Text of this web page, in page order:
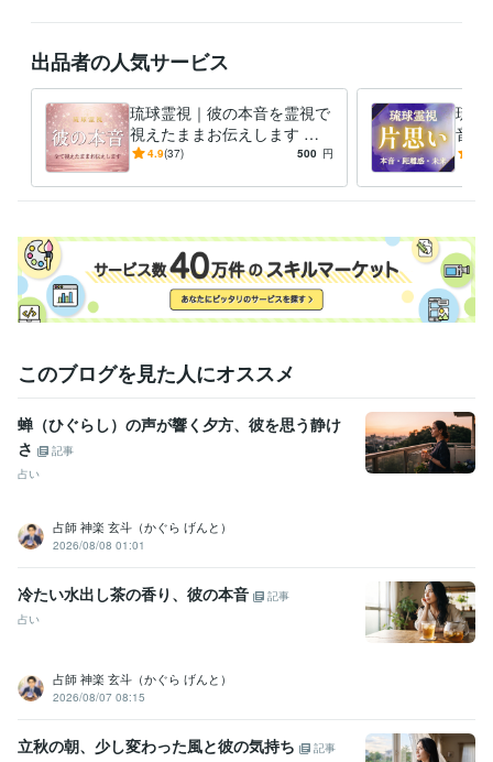
たします。
お気軽にメッセージをくださいね
どうぞよろしくお願いいたします。
資格・検定
実用英語技能検定2級 取得年 : 1999年
Excel:15年 Google スプレッドシート:5年
Google スライド:5年
PowerPoint:15年Word:15年Filmora:3年
得意分野
ヒーリング
思念伝達
出品者の人気サービス
琉球霊視｜彼の本音を霊視で
視えたままお伝えします 待
つか動くか、迷いが消える 6
4.9(37) 500 円
琉球
音と
彼の
導き
このブログを見た人にオススメ
蝉（ひぐらし）の声が響く夕方、彼を思う静け
さ
記事
占い
占師 神楽 玄斗（かぐら げんと）
2026/08/08 01:01
冷たい水出し茶の香り、彼の本音
記事
占い
占師 神楽 玄斗（かぐら げんと）
2026/08/07 08:15
立秋の朝、少し変わった風と彼の気持ち
記事